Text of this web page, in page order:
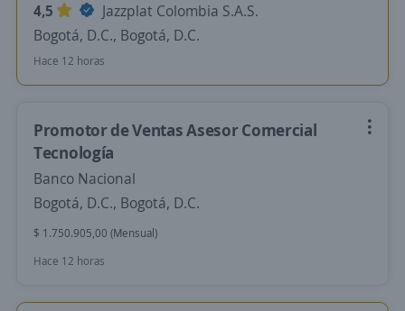
4,5
Jazzplat Colombia S.A.S.
Bogotá, D.C., Bogotá, D.C.
Hace 12 horas
Promotor de Ventas Asesor Comercial
Tecnología
Banco Nacional
Bogotá, D.C., Bogotá, D.C.
$ 1.750.905,00 (Mensual)
Hace 12 horas